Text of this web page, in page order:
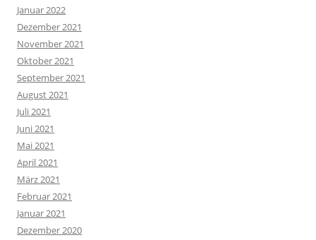
Januar 2022
Dezember 2021
November 2021
Oktober 2021
September 2021
August 2021
Juli 2021
Juni 2021
Mai 2021
April 2021
März 2021
Februar 2021
Januar 2021
Dezember 2020